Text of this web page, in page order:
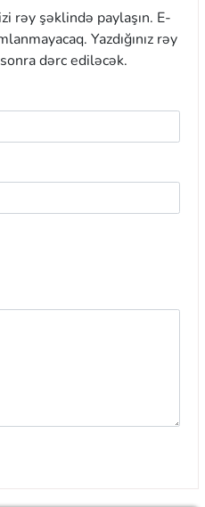
rəy şəklində paylaşın. E-
Yazdığınız rəy
dərc ediləcək.